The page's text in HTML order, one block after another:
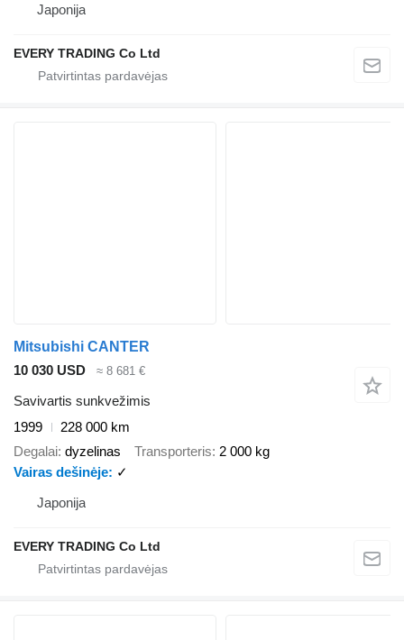
Japonija
EVERY TRADING Co Ltd
Mitsubishi CANTER
10 030 USD
≈ 8 681 €
Savivartis sunkvežimis
1999
228 000 km
Degalai dyzelinas Transporteris 2 000 kg
Vairas dešinėje
✓
Japonija
EVERY TRADING Co Ltd